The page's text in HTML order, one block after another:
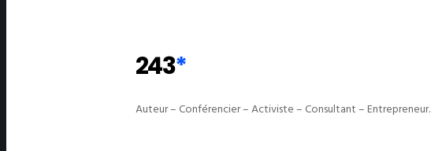
243*
Auteur – Conférencier – Activiste – Consultant – Entrepreneur.